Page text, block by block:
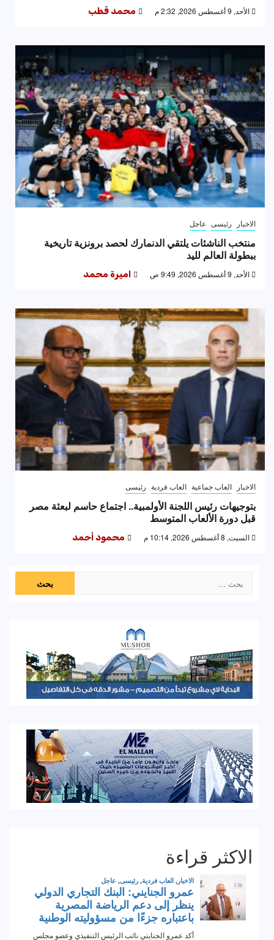
الأحد, 9 أغسطس 2026, 2:32 م محمد قطب
الاخبار رئيسى عاجل
منتخب الناشئات يلتقي الدنمارك لحصد برونزية تاريخية
ببطولة العالم لليد
الأحد, 9 أغسطس 2026, 9:49 ص اميرة محمد
الاخبار العاب جماعية العاب فردية رئيسى
بتوجيهات رئيس اللجنة الأولمبية.. اجتماع حاسم لبعثة مصر
قبل دورة الألعاب المتوسط
السبت, 8 أغسطس 2026, 10:14 م محمود أحمد
عن:
الاكثر قراءة